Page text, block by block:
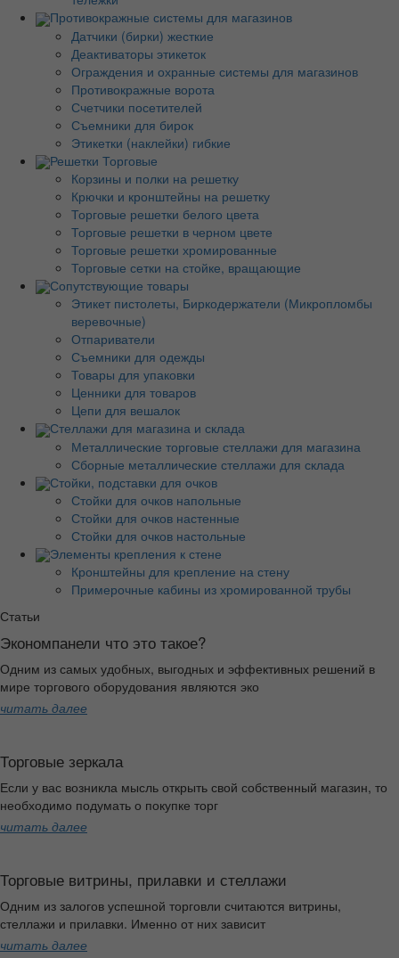
Противокражные системы для магазинов
Датчики (бирки) жесткие
Деактиваторы этикеток
Ограждения и охранные системы для магазинов
Противокражные ворота
Счетчики посетителей
Съемники для бирок
Этикетки (наклейки) гибкие
Решетки Торговые
Корзины и полки на решетку
Крючки и кронштейны на решетку
Торговые решетки белого цвета
Торговые решетки в черном цвете
Торговые решетки хромированные
Торговые сетки на стойке, вращающие
Сопутствующие товары
Этикет пистолеты, Биркодержатели (Микропломбы
веревочные)
Отпариватели
Съемники для одежды
Товары для упаковки
Ценники для товаров
Цепи для вешалок
Стеллажи для магазина и склада
Металлические торговые стеллажи для магазина
Сборные металлические стеллажи для склада
Стойки, подставки для очков
Стойки для очков напольные
Стойки для очков настенные
Стойки для очков настольные
Элементы крепления к стене
Кронштейны для крепление на стену
Примерочные кабины из хромированной трубы
Статьи
Экономпанели что это такое?
Одним из самых удобных, выгодных и эффективных решений в
мире торгового оборудования являются эко
читать далее
Торговые зеркала
Если у вас возникла мысль открыть свой собственный магазин, то
необходимо подумать о покупке торг
читать далее
Торговые витрины, прилавки и стеллажи
Одним из залогов успешной торговли считаются витрины,
стеллажи и прилавки. Именно от них зависит
читать далее